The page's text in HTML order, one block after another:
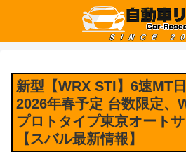
新型【WRX STI】6速MT
2026年春予定 台数限定、
プロトタイプ東京オート
【スバル最新情報】